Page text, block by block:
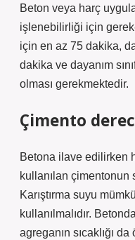
Beton veya harç
işlenebilirliği için
için en az 75 dakika,
dakika ve dayanım
olması gerekmektedir.
Çimento
Betona ilave edilirken
kullanılan çimentonun
Karıştırma suyu
kullanılmalıdır.
agreganın sıcaklığı